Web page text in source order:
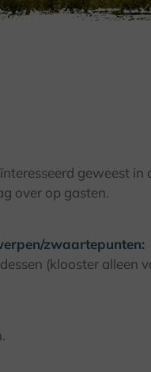
geweest in
over op gasten.
zwaartepunten:
(klooster alleen